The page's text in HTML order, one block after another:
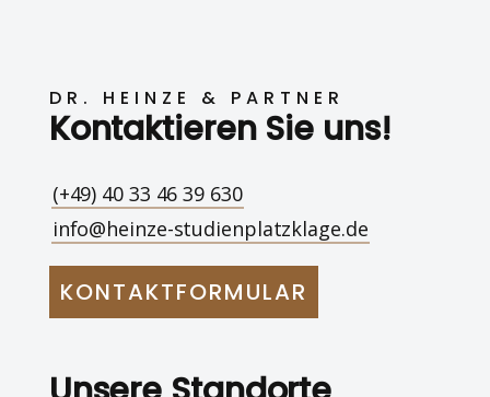
DR. HEINZE & PARTNER
Kontaktieren Sie uns!
(+49) 40 33 46 39 630
info@heinze-studienplatzklage.de
KONTAKTFORMULAR